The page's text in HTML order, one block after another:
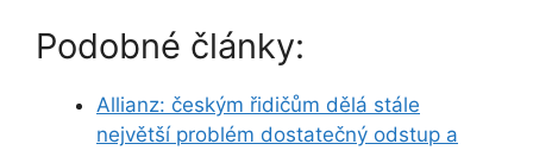
Podobné články:
Allianz: českým řidičům dělá stále
největší problém dostatečný odstup a